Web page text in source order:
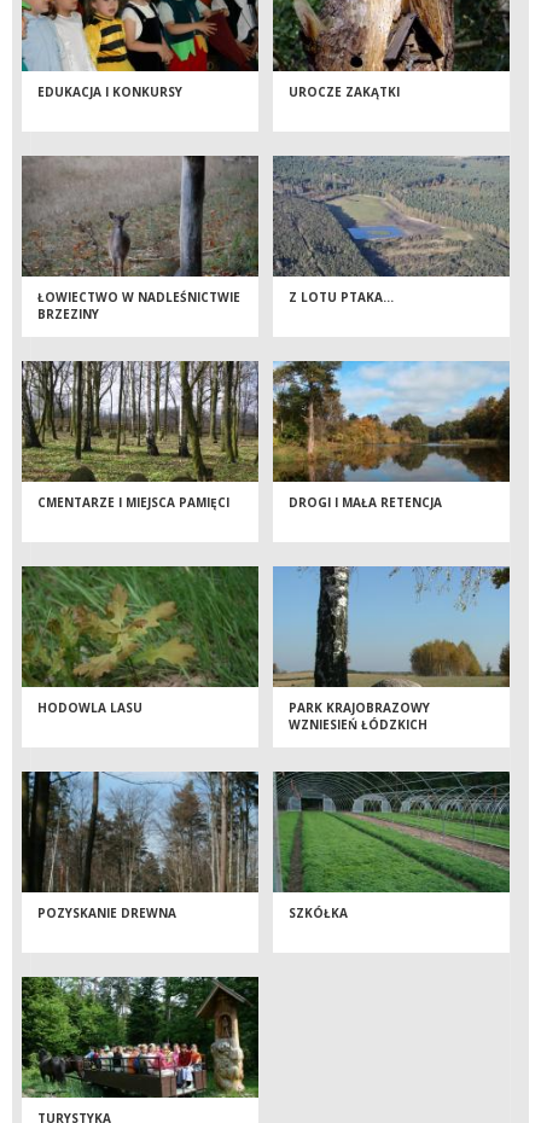
EDUKACJA I KONKURSY UROCZE ZAKĄTKI
ŁOWIECTWO W NADLEŚNICTWIE
BRZEZINY
Z LOTU PTAKA...
CMENTARZE I MIEJSCA PAMIĘCI DROGI I MAŁA RETENCJA
HODOWLA LASU
PARK KRAJOBRAZOWY
WZNIESIEŃ ŁÓDZKICH
POZYSKANIE DREWNA SZKÓŁKA
TURYSTYKA